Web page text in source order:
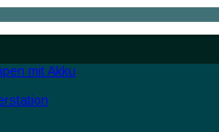
mit Akku